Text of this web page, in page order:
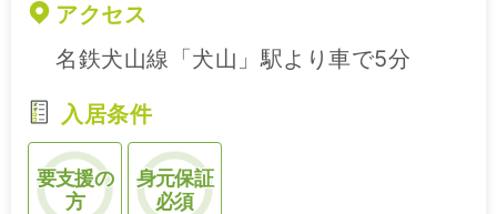
アクセス
名鉄犬山線「犬山」駅より車で5分
入居条件
要支援の
方
身元保証
必須